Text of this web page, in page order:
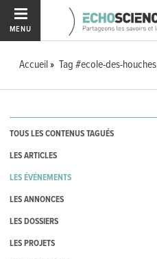
MENU
Accueil Tag #ecole-des-houches
TOUS LES CONTENUS TAGUÉS
LES ARTICLES
LES ÉVÉNEMENTS
LES ANNONCES
LES DOSSIERS
LES PROJETS